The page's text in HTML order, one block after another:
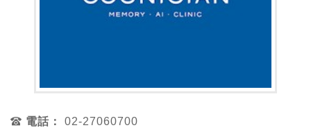
電話：
02-27060700